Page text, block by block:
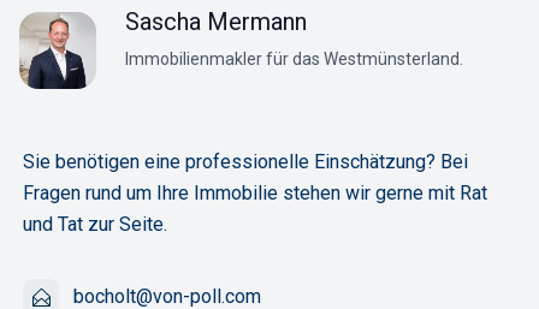
Sascha Mermann
Sie benötigen eine professionelle Einschätzung? Bei
Fragen rund um Ihre Immobilie stehen wir gerne mit Rat
und Tat zur Seite.
bocholt@von-poll.com